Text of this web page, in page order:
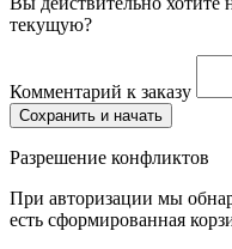
текущую?
Комментарий к заказу
Сохранить и начать
Разрешение конфликтов
При авторизации мы
есть сформированная